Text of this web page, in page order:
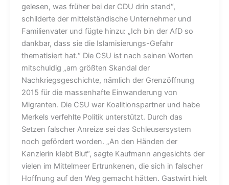
gelesen, was früher bei der CDU drin stand“,
schilderte der mittelständische Unternehmer und
Familienvater und fügte hinzu: „Ich bin der AfD so
dankbar, dass sie die Islamisierungs-Gefahr
thematisiert hat.“ Die CSU ist nach seinen Worten
mitschuldig „am größten Skandal der
Nachkriegsgeschichte, nämlich der Grenzöffnung
2015 für die massenhafte Einwanderung von
Migranten. Die CSU war Koalitionspartner und habe
Merkels verfehlte Politik unterstützt. Durch das
Setzen falscher Anreize sei das Schleusersystem
noch gefördert worden. „An den Händen der
Kanzlerin klebt Blut“, sagte Kaufmann angesichts der
vielen im Mittelmeer Ertrunkenen, die sich in falscher
Hoffnung auf den Weg gemacht hätten. Gastwirt hielt